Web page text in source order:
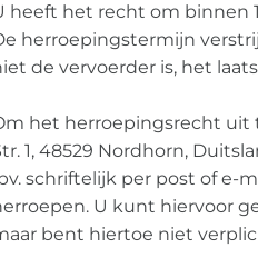
heeft het recht om binnen
herroepingstermijn
de vervoerder is, het
het herroepingsrecht uit
1, 48529 Nordhorn,
schriftelijk per post of e-
U kunt hiervoor
bent hiertoe niet